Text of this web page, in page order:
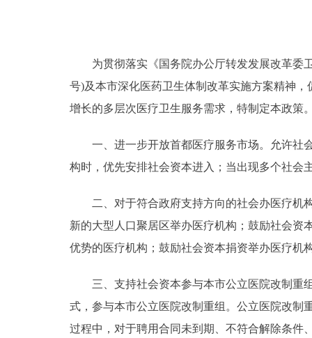
12345网上接诉即办
走进北京
北京概况
绿色北京
ENGLISH
为贯彻落实《国务院办公厅转发发展改革委卫
号)及本市深化医药卫生体制改革实施方案精神
增长的多层次医疗卫生服务需求，特制定本政策
一、进一步开放首都医疗服务市场。允许社会
构时，优先安排社会资本进入；当出现多个社会
二、对于符合政府支持方向的社会办医疗机构
新的大型人口聚居区举办医疗机构；鼓励社会资
优势的医疗机构；鼓励社会资本捐资举办医疗机
三、支持社会资本参与本市公立医院改制重组
式，参与本市公立医院改制重组。公立医院改制
过程中，对于聘用合同未到期、不符合解除条件